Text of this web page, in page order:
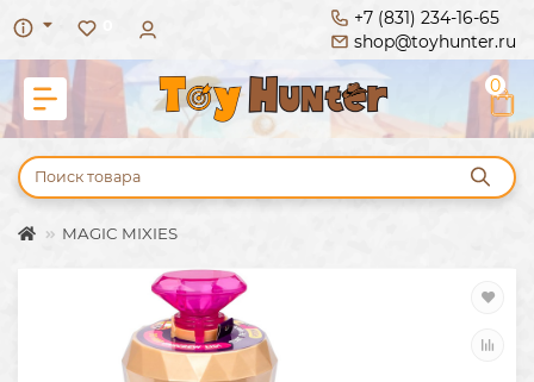
+7 (831) 234-16-65
shop@toyhunter.ru
0
MAGIC MIXIES